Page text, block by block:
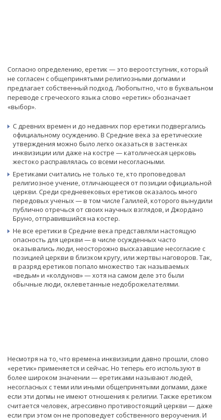
Согласно определению, еретик — это вероотступник, который
не согласен с общепринятыми религиозными догмами и
предлагает собственный подход. Любопытно, что в буквальном
переводе с греческого языка слово «еретик» обозначает
«выбор».
С древних времен и до недавних пор еретики подвергались
официальному осуждению. В Средние века за еретические
утверждения можно было легко оказаться в застенках
инквизиции или даже на костре — католическая церковь
жестоко расправлялась со всеми несогласными.
Еретиками считались не только те, кто проповедовал
религиозное учение, отличающееся от позиции официальной
церкви. Среди средневековых еретиков оказалось много
передовых ученых — в том числе Галилей, которого вынудили
публично отречься от своих научных взглядов, и Джордано
Бруно, отправившийся на костер.
Не все еретики в Средние века представляли настоящую
опасность для церкви — в числе осужденных часто
оказывались люди, неосторожно высказавшие несогласие с
позицией церкви в близком кругу, или жертвы наговоров. Так,
в разряд еретиков попало множество так называемых
«ведьм» и «колдунов» — хотя на самом деле это были
обычные люди, оклеветанные недоброжелателями.
Несмотря на то, что времена инквизиции давно прошли, слово
«еретик» применяется и сейчас. Но теперь его используют в
более широком значении — еретиками называют людей,
несогласных с теми или иными общепринятыми догмами, даже
если эти догмы не имеют отношения к религии. Также еретиком
считается человек, агрессивно противостоящий церкви — даже
если при этом он не проповедует собственного вероучения. И